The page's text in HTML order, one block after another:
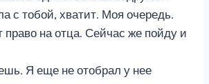
с тобой, хватит. Моя очередь.
на отца. Сейчас же пойду и
Я еще не отобрал у нее